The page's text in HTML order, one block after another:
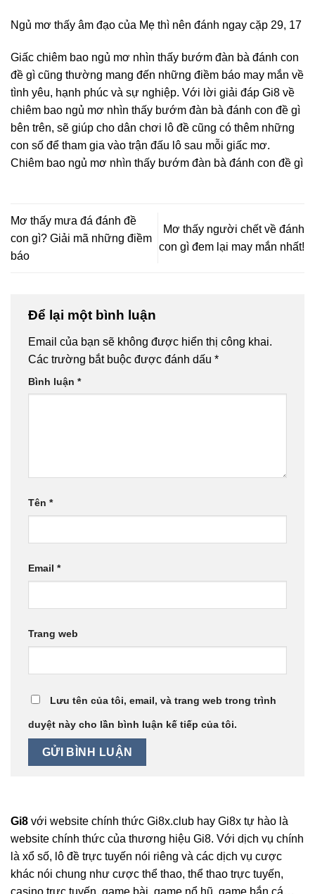
Ngủ mơ thấy âm đạo của Mẹ thì nên đánh ngay cặp 29, 17
Giấc chiêm bao ngủ mơ nhìn thấy bướm đàn bà đánh con
đề gì cũng thường mang đến những điềm báo may mắn về
tình yêu, hạnh phúc và sự nghiệp. Với lời giải đáp Gi8 về
chiêm bao ngủ mơ nhìn thấy bướm đàn bà đánh con đề gì
bên trên, sẽ giúp cho dân chơi lô đề cũng có thêm những
con số để tham gia vào trận đấu lô sau mỗi giấc mơ.
Chiêm bao ngủ mơ nhìn thấy bướm đàn bà đánh con đề gì
Mơ thấy mưa đá đánh đề
con gì? Giải mã những điềm
báo
Mơ thấy người chết về đánh
con gì đem lại may mắn nhất!
Để lại một bình luận
Email của bạn sẽ không được hiển thị công khai.
Các trường bắt buộc được đánh dấu *
Bình luận *
Tên *
Email *
Trang web
Lưu tên của tôi, email, và trang web trong trình
duyệt này cho lần bình luận kế tiếp của tôi.
Gi8 với website chính thức Gi8x.club hay Gi8x tự hào là
website chính thức của thương hiệu Gi8. Với dịch vụ chính
là xổ số, lô đề trực tuyến nói riêng và các dịch vụ cược
khác nói chung như cược thể thao, thể thao trực tuyến,